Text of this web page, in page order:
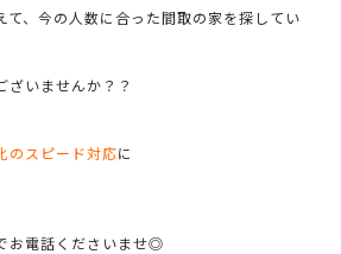
て、今の人数に合った間取の家を探してい
ざいませんか？？
のスピード対応に
お電話くださいませ◎